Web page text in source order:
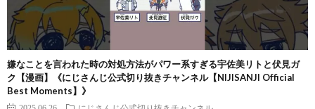
嫌なことを言われた時の対処方法がパワー系すぎる宇佐美リトと伏見ガ
ク【漫画】《にじさんじ公式切り抜きチャンネル【NIJISANJI Official
Best Moments】》
2025.06.26 にじさんじ公式切り抜きチャンネル